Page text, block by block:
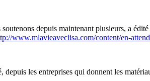
depuis maintenant plusieurs, a
www.mlavieaveclisa.com/content/en-
les entreprises qui donnent les